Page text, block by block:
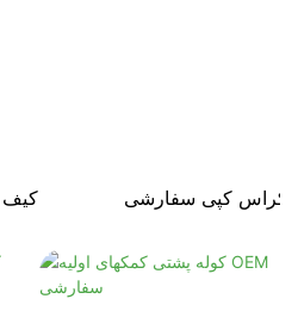
کارتون کراس کپی سفارشی